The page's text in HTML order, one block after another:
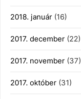
2018. január (16)
2017. december (22)
2017. november (37)
2017. október (31)